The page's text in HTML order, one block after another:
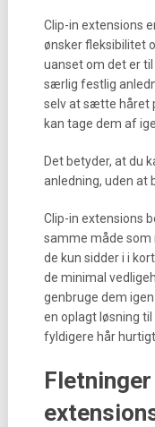
Clip-in extensions
ønsker fleksibilitet
uanset om det er
særlig festlig
selv at sætte håret
kan tage dem af
Det betyder, at du
anledning, uden at
Clip-in extensions
samme måde
de kun sidder i i
de minimal
genbruge dem
en oplagt løsning
fyldigere hår